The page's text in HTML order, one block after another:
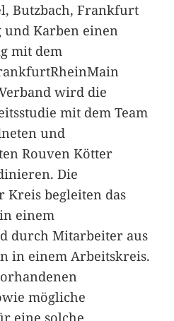
Butzbach, Frankfurt
und Karben einen
mit dem
wird die
mit dem Team
und
Rouven Kötter
Die
Kreis begleiten das
einem
durch Mitarbeiter aus
in einem Arbeitskreis.
mögliche
eine solche